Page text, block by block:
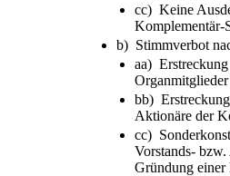
cc) Keine
Komplementär-
b) Stimmverbot
aa)
bb)
Aktionäre der
cc)
Vorstands-
Gründung